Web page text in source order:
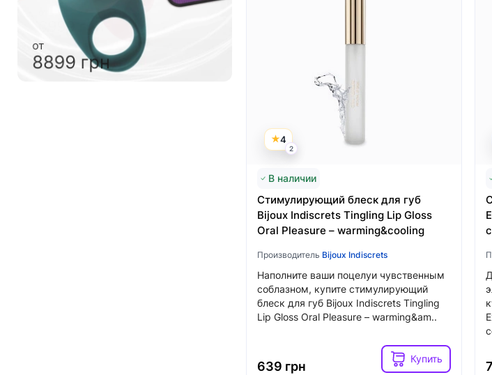
от
6999 грн
4999 грн
Язык магазина
Выберите язык
Російська
4
2
В наличии
Стимулирующий блеск для губ
Bijoux Indiscrets Tingling Lip Gloss
Oral Pleasure – warming&cooling
Производитель Bijoux Indiscrets
Наполните ваши поцелуи чувственным
соблазном, купите стимулирующий
блеск для губ Bijoux Indiscrets Tingling
Lip Gloss Oral Pleasure – warming&am..
639 грн
Купить